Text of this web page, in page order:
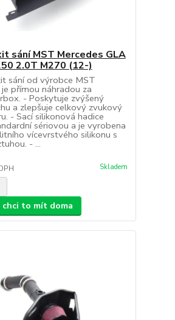
sání MST Mercedes GLA
2.0T M270 (12-)
sání od výrobce MST
přímou náhradou za
- Poskytuje zvýšený
a zlepšuje celkový zvukový
- Sací silikonová hadice
sériovou a je vyrobena
vícevrstvého silikonu s
- ...
Skladem
chci to mít doma